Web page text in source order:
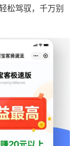
松驾驭，千万别